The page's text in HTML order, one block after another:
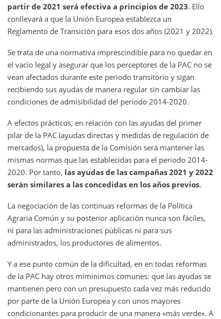
partir de 2021 será efectiva a principios de 2023. Ello
conllevará a que la Unión Europea establezca un
Reglamento de Transición para esos dos años (2021 y 2022).
Se trata de una normativa imprescindible para no quedar en
el vacío legal y asegurar que los perceptores de la PAC no se
vean afectados durante este periodo transitorio y sigan
recibiendo sus ayudas de manera regular sin cambiar las
condiciones de admisibilidad del periodo 2014-2020.
A efectos prácticos, en relación con las ayudas del primer
pilar de la PAC (ayudas directas y medidas de regulación de
mercados), la propuesta de la Comisión será mantener las
mismas normas que las establecidas para el periodo 2014-
2020. Por tanto, las ayudas de las campañas 2021 y 2022
serán similares a las concedidas en los años previos.
La negociación de las continuas reformas de la Política
Agraria Común y su posterior aplicación nunca son fáciles,
ni para las administraciones públicas ni para sus
administrados, los productores de alimentos.
Y a ese punto común de la dificultad, en en todas reformas
de la PAC hay otros míminimos comunes: que las ayudas se
mantienen pero con un presupuesto cada vez más reducido
por parte de la Unión Europea y con unos mayores
condicionantes para producir de una manera «más verde». A